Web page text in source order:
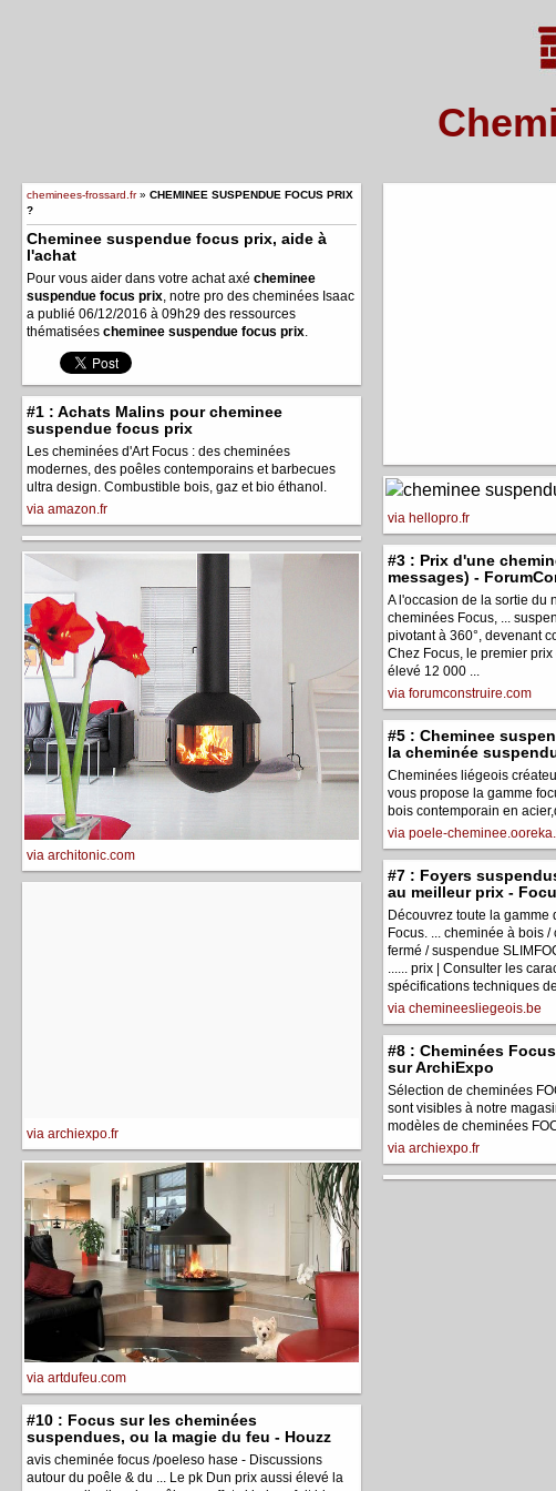
cheminees-frossard.fr» CHEMINEE SUSPENDUE FOCUS PRIX
?
Cheminee suspendue focus prix, aide à
l'achat
Pour vous aider dans votre achat axé cheminee
suspendue focus prix, notre pro des cheminées Isaac
a publié 06/12/2016 à 09h29 des ressources
thématisées cheminee suspendue focus prix.
#1 : Achats Malins pour cheminee
suspendue focus prix
Les cheminées d'Art Focus : des cheminées
modernes, des poêles contemporains et barbecues
ultra design. Combustible bois, gaz et bio éthanol.
via amazon.fr
via architonic.com
via archiexpo.fr
via artdufeu.com
#10 : Focus sur les cheminées
suspendues, ou la magie du feu - Houzz
avis cheminée focus /poeleso hase - Discussions
autour du poêle & du ... Le pk Dun prix aussi élevé la
via hellopro.fr
#3 : Prix d'une
messages) -
A l'occasion de la sortie du
cheminées Focus, ...
pivotant à 360°, devenant
Chez Focus, le premier
élevé 12 000 ...
via forumconstruire.com
#5 : Cheminee
la cheminée
Cheminées liégeois
vous propose la gamme
bois contemporain en
via poele-
#7 : Foyers
au meilleur prix -
Découvrez toute la
Focus. ... cheminée à bois
fermé / suspendue
...... prix | Consulter les
spécifications techniques
via chemineesliegeois.be
#8 : Cheminées
sur ArchiExpo
Sélection de cheminées
sont visibles à notre
modèles de cheminées
via archiexpo.fr